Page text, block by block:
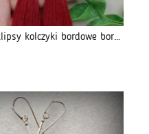
Soutache klipsy kolczyki bordowe bordo długie